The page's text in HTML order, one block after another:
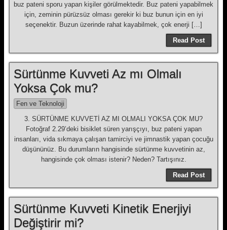
buz pateni sporu yapan kişiler görülmektedir. Buz pateni yapabilmek
için, zeminin pürüzsüz olması gerekir ki buz bunun için en iyi
seçenektir. Buzun üzerinde rahat kayabilmek, çok enerji […]
Read Post
Sürtünme Kuvveti Az mı Olmalı
Yoksa Çok mu?
Fen ve Teknoloji
3. SÜRTÜNME KUVVETİ AZ MI OLMALI YOKSA ÇOK MU?
Fotoğraf 2.29’deki bisiklet süren yarışçıyı, buz pateni yapan
insanları, vida sıkmaya çalışan tamirciyi ve jimnastik yapan çocuğu
düşününüz. Bu durumların hangisinde sürtünme kuvvetinin az,
hangisinde çok olması istenir? Neden? Tartışınız.
Read Post
Sürtünme Kuvveti Kinetik Enerjiyi
Değiştirir mi?